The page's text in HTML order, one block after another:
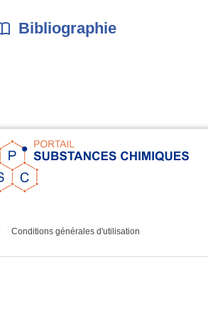
Bibliographie
Conditions générales d'utilisation